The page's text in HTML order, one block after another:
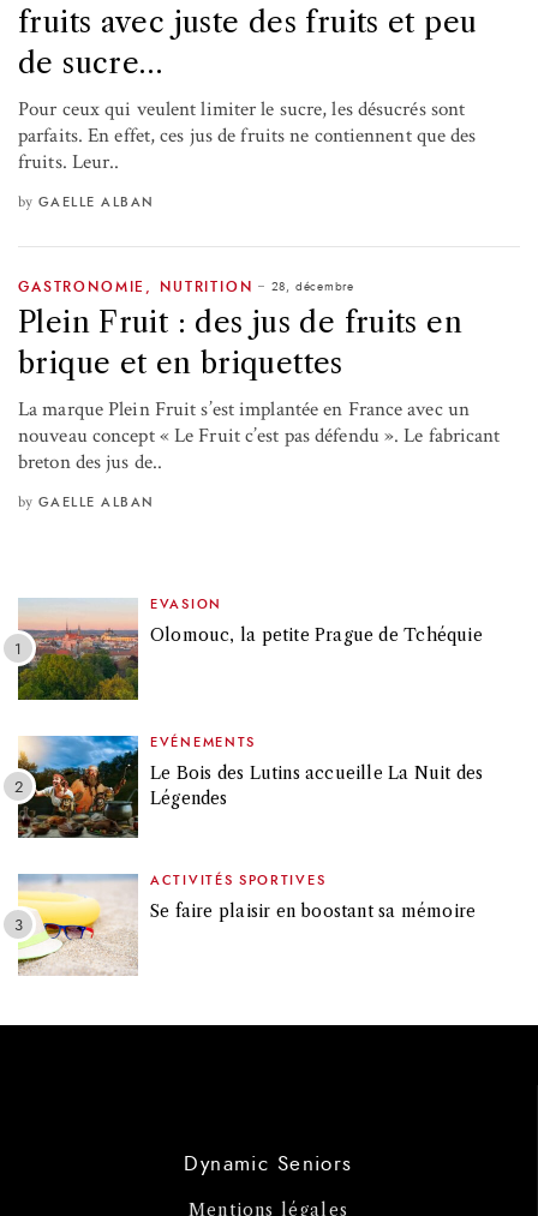
fruits avec juste des fruits et peu
de sucre…
Pour ceux qui veulent limiter le sucre, les désucrés sont
parfaits. En effet, ces jus de fruits ne contiennent que des
fruits. Leur..
by GAELLE ALBAN
GASTRONOMIE NUTRITION 28, décembre
Plein Fruit : des jus de fruits en
brique et en briquettes
La marque Plein Fruit s’est implantée en France avec un
nouveau concept « Le Fruit c’est pas défendu ». Le fabricant
breton des jus de..
by GAELLE ALBAN
EVASION
Olomouc, la petite Prague de Tchéquie
EVÉNEMENTS
Le Bois des Lutins accueille La Nuit des
Légendes
ACTIVITÉS SPORTIVES
Se faire plaisir en boostant sa mémoire
Dynamic Seniors
Mentions légales